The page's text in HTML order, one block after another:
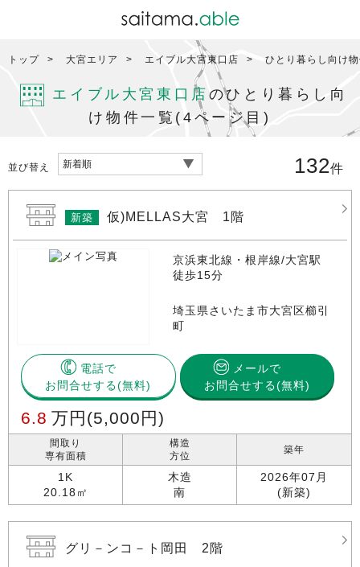
トップ 大宮エリア エイブル大宮東口店 ひとり暮らし向け
エイブル大宮東口店 のひとり暮らし向
け物件一覧(4ページ目)
並び替え 132件
新築 仮)MELLAS大宮 1階
京浜東北線・根岸線/大宮駅
徒歩15分
埼玉県さいたま市大宮区櫛引
町
電話で
お問合せする
メールで
お問合せする(無料)
6.8 万円 (5,000円)
間取り
専有面積
1K
20.18㎡
構造
方位
木造
南
築年
2026年07月
(新築)
グリ－ンコ－ト岡田 2階